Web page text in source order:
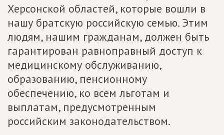
Херсонской областей, которые вошли в
нашу братскую российскую семью. Этим
людям, нашим гражданам, должен быть
гарантирован равноправный доступ к
медицинскому обслуживанию,
образованию, пенсионному
обеспечению, ко всем льготам и
выплатам, предусмотренным
российским законодательством.